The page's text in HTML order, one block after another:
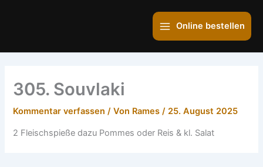
Main
Menu
Online bestellen
305. Souvlaki
Kommentar verfassen / Von Rames/ 25. August 2025
2 Fleischspieße dazu Pommes oder Reis & kl. Salat